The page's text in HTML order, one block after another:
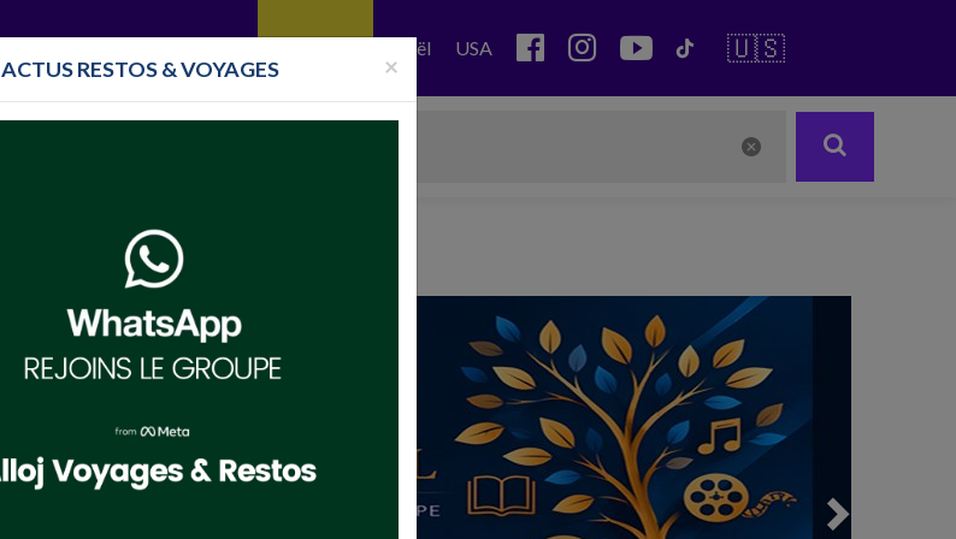
Israël USA 🇺🇸
Synagogue Caen
×
ACTUS RESTOS & VOYAGES